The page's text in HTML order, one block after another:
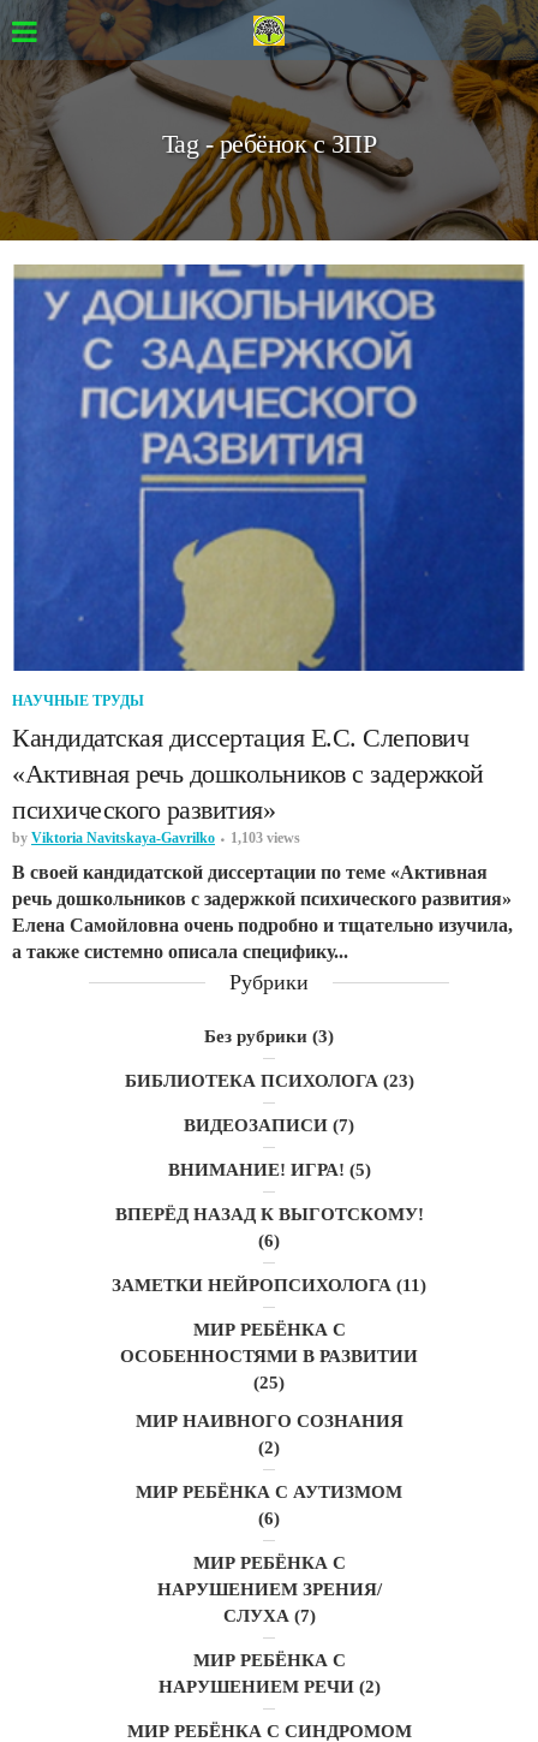
Tag - ребёнок с ЗПР
НАУЧНЫЕ ТРУДЫ
Кандидатская диссертация Е.С. Слепович
«Активная речь дошкольников с задержкой
психического развития»
by Viktoria Navitskaya-Gavrilko 1,103 views
В своей кандидатской диссертации по теме «Активная
речь дошкольников с задержкой психического развития»
Елена Самойловна очень подробно и тщательно изучила,
а также системно описала специфику...
Рубрики
Без рубрики (3)
БИБЛИОТЕКА ПСИХОЛОГА (23)
ВИДЕОЗАПИСИ (7)
ВНИМАНИЕ! ИГРА! (5)
ВПЕРЁД НАЗАД К ВЫГОТСКОМУ!
(6)
ЗАМЕТКИ НЕЙРОПСИХОЛОГА (11)
МИР РЕБЁНКА С
ОСОБЕННОСТЯМИ В РАЗВИТИИ
(25)
МИР НАИВНОГО СОЗНАНИЯ
(2)
МИР РЕБЁНКА С АУТИЗМОМ
(6)
МИР РЕБЁНКА С
НАРУШЕНИЕМ ЗРЕНИЯ/
СЛУХА (7)
МИР РЕБЁНКА С
НАРУШЕНИЕМ РЕЧИ(2)
МИР РЕБЁНКА С СИНДРОМОМ